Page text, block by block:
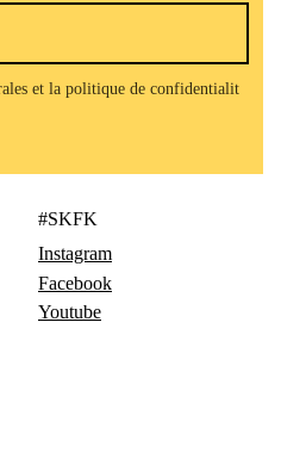
et la politique de confidentialit
#SKFK
Instagram
Facebook
Youtube